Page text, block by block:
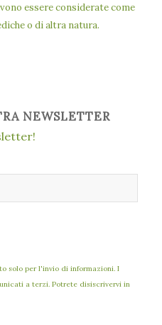
essere considerate come
o di altra natura.
NEWSLETTER
solo per l'invio di informazioni. I
a terzi. Potrete disiscrivervi in